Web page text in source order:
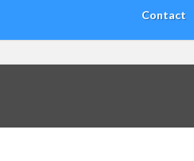
Contact